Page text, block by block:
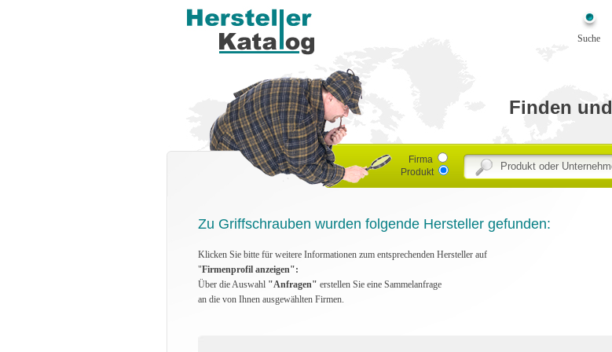
Suche
Finden und
Firma
Produkt
Zu Griffschrauben wurden folgende Hersteller gefunden:
Klicken Sie bitte für weitere Informationen zum entsprechenden Hersteller auf
"Firmenprofil anzeigen":
Über die Auswahl "Anfragen" erstellen Sie eine Sammelanfrage
an die von Ihnen ausgewählten Firmen.